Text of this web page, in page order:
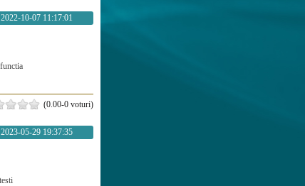
2022-10-07 11:17:01
functia
(0.00-0 voturi)
2023-05-29 19:37:35